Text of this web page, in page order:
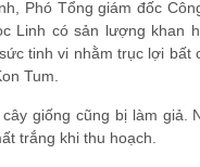
Phó Tổng giám đốc
Linh có sản lượng khan
tinh vi nhằm trục lợi bất
Tum.
giống cũng bị làm giả.
trắng khi thu hoạch.